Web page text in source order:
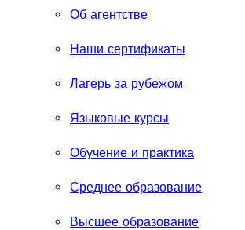
Об агентстве
Наши сертификаты
Лагерь за рубежом
Языковые курсы
Обучение и практика
Среднее образование
Высшее образование